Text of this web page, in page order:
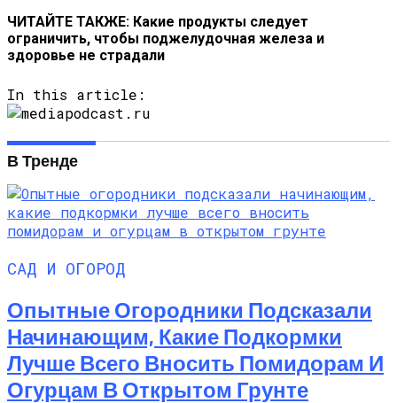
ЧИТАЙТЕ ТАКЖЕ: Какие продукты следует
ограничить, чтобы поджелудочная железа и
здоровье не страдали
In this article:
В Тренде
САД И ОГОРОД
Опытные Огородники Подсказали
Начинающим, Какие Подкормки
Лучше Всего Вносить Помидорам И
Огурцам В Открытом Грунте